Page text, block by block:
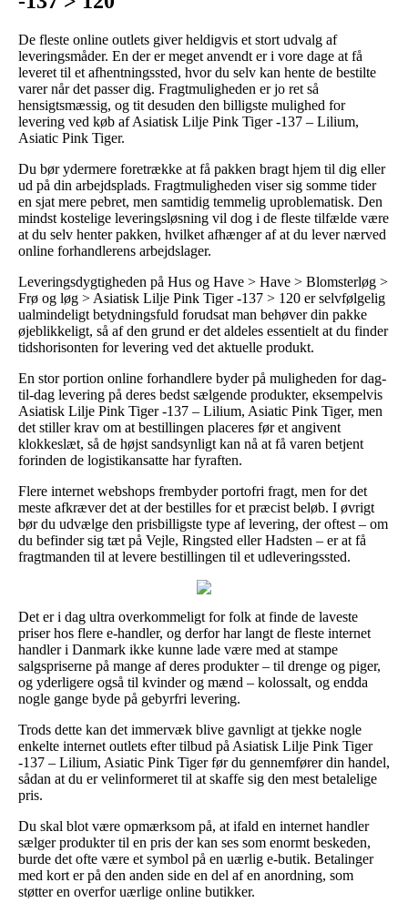
De fleste online outlets giver heldigvis et stort udvalg af
leveringsmåder. En der er meget anvendt er i vore dage at få
leveret til et afhentningssted, hvor du selv kan hente de bestilte
varer når det passer dig. Fragtmuligheden er jo ret så
hensigtsmæssig, og tit desuden den billigste mulighed for
levering ved køb af Asiatisk Lilje Pink Tiger -137 – Lilium,
Asiatic Pink Tiger.
Du bør ydermere foretrække at få pakken bragt hjem til dig eller
ud på din arbejdsplads. Fragtmuligheden viser sig somme tider
en sjat mere pebret, men samtidig temmelig uproblematisk. Den
mindst kostelige leveringsløsning vil dog i de fleste tilfælde være
at du selv henter pakken, hvilket afhænger af at du lever nærved
online forhandlerens arbejdslager.
Leveringsdygtigheden på Hus og Have > Have > Blomsterløg >
Frø og løg > Asiatisk Lilje Pink Tiger -137 > 120 er selvfølgelig
ualmindeligt betydningsfuld forudsat man behøver din pakke
øjeblikkeligt, så af den grund er det aldeles essentielt at du finder
tidshorisonten for levering ved det aktuelle produkt.
En stor portion online forhandlere byder på muligheden for dag-
til-dag levering på deres bedst sælgende produkter, eksempelvis
Asiatisk Lilje Pink Tiger -137 – Lilium, Asiatic Pink Tiger, men
det stiller krav om at bestillingen placeres før et angivent
klokkeslæt, så de højst sandsynligt kan nå at få varen betjent
forinden de logistikansatte har fyraften.
Flere internet webshops frembyder portofri fragt, men for det
meste afkræver det at der bestilles for et præcist beløb. I øvrigt
bør du udvælge den prisbilligste type af levering, der oftest – om
du befinder sig tæt på Vejle, Ringsted eller Hadsten – er at få
fragtmanden til at levere bestillingen til et udleveringssted.
Det er i dag ultra overkommeligt for folk at finde de laveste
priser hos flere e-handler, og derfor har langt de fleste internet
handler i Danmark ikke kunne lade være med at stampe
salgspriserne på mange af deres produkter – til drenge og piger,
og yderligere også til kvinder og mænd – kolossalt, og endda
nogle gange byde på gebyrfri levering.
Trods dette kan det immervæk blive gavnligt at tjekke nogle
enkelte internet outlets efter tilbud på Asiatisk Lilje Pink Tiger
-137 – Lilium, Asiatic Pink Tiger før du gennemfører din handel,
sådan at du er velinformeret til at skaffe sig den mest betalelige
pris.
Du skal blot være opmærksom på, at ifald en internet handler
sælger produkter til en pris der kan ses som enormt beskeden,
burde det ofte være et symbol på en uærlig e-butik. Betalinger
med kort er på den anden side en del af en anordning, som
støtter en overfor uærlige online butikker.